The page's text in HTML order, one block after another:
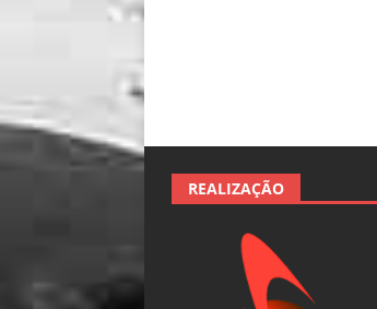
REALIZAÇÃO